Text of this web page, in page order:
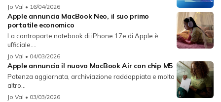
Jo Val • 16/04/2026
Apple annuncia MacBook Neo, il suo primo
portatile economico
La controparte notebook di iPhone 17e di Apple è
ufficiale....
Jo Val • 04/03/2026
Apple annuncia il nuovo MacBook Air con chip M5
Potenza aggiornata, archiviazione raddoppiata e molto
altro...
Jo Val • 03/03/2026